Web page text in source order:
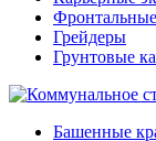
Грейдеры
Грунтовые
Башенные